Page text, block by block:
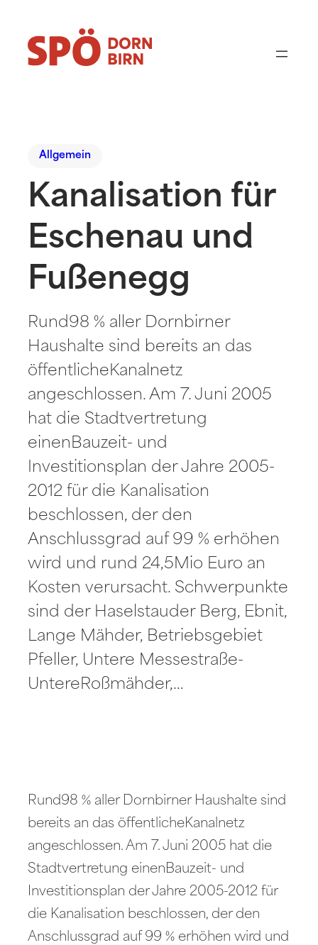
Allgemein
Kanalisation für
Eschenau und
Fußenegg
Rund98 % aller Dornbirner
Haushalte sind bereits an das
öffentlicheKanalnetz
angeschlossen. Am 7. Juni 2005
hat die Stadtvertretung
einenBauzeit- und
Investitionsplan der Jahre 2005-
2012 für die Kanalisation
beschlossen, der den
Anschlussgrad auf 99 % erhöhen
wird und rund 24,5Mio Euro an
Kosten verursacht. Schwerpunkte
sind der Haselstauder Berg, Ebnit,
Lange Mähder, Betriebsgebiet
Pfeller, Untere Messestraße-
UntereRoßmähder,…
Rund98 % aller Dornbirner Haushalte sind
bereits an das öffentlicheKanalnetz
angeschlossen. Am 7. Juni 2005 hat die
Stadtvertretung einenBauzeit- und
Investitionsplan der Jahre 2005-2012 für
die Kanalisation beschlossen, der den
Anschlussgrad auf 99 % erhöhen wird und